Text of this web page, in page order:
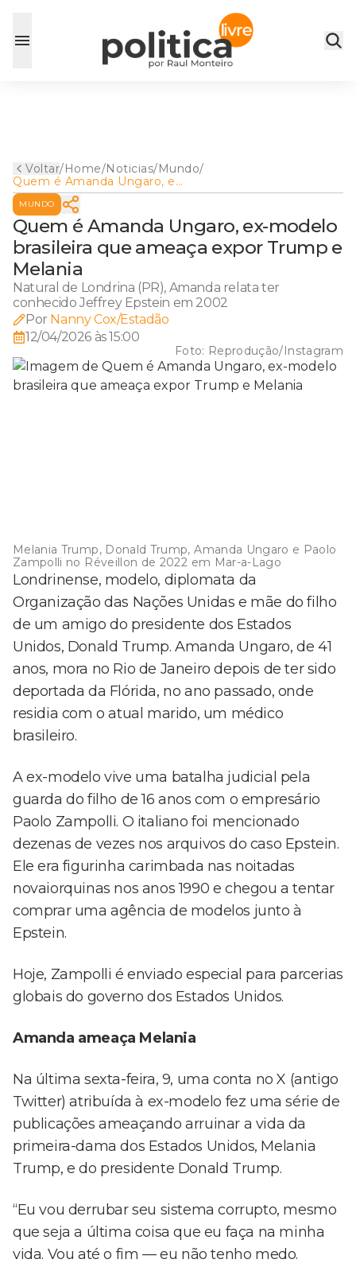
Voltar/Home/Noticias/Mundo/
Quem é Amanda Ungaro, ex-
modelo brasileira que
ameaça expor Trump e
Melania
MUNDO
Quem é Amanda Ungaro, ex-modelo
brasileira que ameaça expor Trump e
Melania
Natural de Londrina (PR), Amanda relata ter
conhecido Jeffrey Epstein em 2002
Por Nanny Cox/Estadão
12/04/2026 às 15:00
Foto: Reprodução/Instagram
Melania Trump, Donald Trump, Amanda Ungaro e Paolo
Zampolli no Réveillon de 2022 em Mar-a-Lago
Londrinense, modelo, diplomata da
Organização das Nações Unidas e mãe do filho
de um amigo do presidente dos Estados
Unidos, Donald Trump. Amanda Ungaro, de 41
anos, mora no Rio de Janeiro depois de ter sido
deportada da Flórida, no ano passado, onde
residia com o atual marido, um médico
brasileiro.
A ex-modelo vive uma batalha judicial pela
guarda do filho de 16 anos com o empresário
Paolo Zampolli. O italiano foi mencionado
dezenas de vezes nos arquivos do caso Epstein.
Ele era figurinha carimbada nas noitadas
novaiorquinas nos anos 1990 e chegou a tentar
comprar uma agência de modelos junto à
Epstein.
Hoje, Zampolli é enviado especial para parcerias
globais do governo dos Estados Unidos.
Amanda ameaça Melania
Na última sexta-feira, 9, uma conta no X (antigo
Twitter) atribuída à ex-modelo fez uma série de
publicações ameaçando arruinar a vida da
primeira-dama dos Estados Unidos, Melania
Trump, e do presidente Donald Trump.
“Eu vou derrubar seu sistema corrupto, mesmo
que seja a última coisa que eu faça na minha
vida. Vou até o fim — eu não tenho medo.